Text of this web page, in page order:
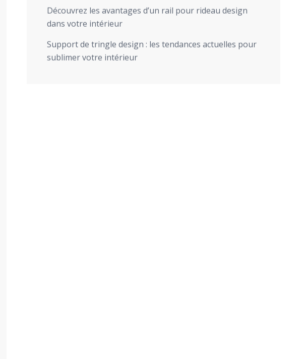
Découvrez les avantages d’un rail pour rideau design
dans votre intérieur
Support de tringle design : les tendances actuelles pour
sublimer votre intérieur